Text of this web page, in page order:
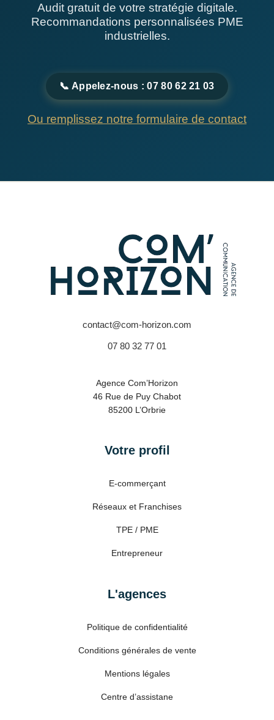
Audit gratuit de votre stratégie digitale.
Recommandations personnalisées PME
industrielles.
📞 Appelez-nous : 07 80 62 21 03
Ou remplissez notre formulaire de contact
contact@com-horizon.com
07 80 32 77 01
Agence Com’Horizon
46 Rue de Puy Chabot
85200 L’Orbrie
Votre profil
E-commerçant
Réseaux et Franchises
TPE / PME
Entrepreneur
L'agences
Politique de confidentialité
Conditions générales de vente
Mentions légales
Centre d’assistane